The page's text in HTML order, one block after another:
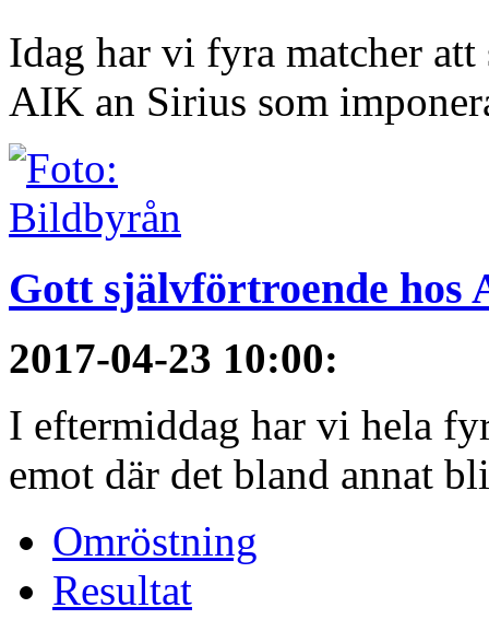
Idag har vi fyra matcher
AIK an Sirius som
Gott självförtroende hos
2017-04-23 10:00:
I eftermiddag har vi hela
emot där det bland annat
Omröstning
Resultat